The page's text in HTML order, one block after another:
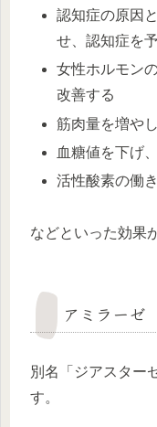
認知症の原因
せ、認知症を
女性ホルモン
改善する
筋肉量を増や
血糖値を下げ
活性酸素の働
などといった効果
アミラーゼ
別名「ジアスター
す。